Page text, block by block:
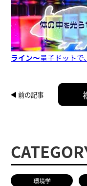
ライン～量子ドットで
前の記事
環境学